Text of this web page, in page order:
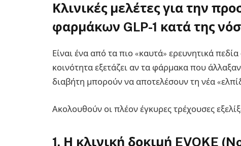
Κλινικές μελέτες για την
φαρμάκων GLP-1 κατά της
Είναι ένα από τα πιο «καυτά» ερευνητικά
κοινότητα εξετάζει αν τα φάρμακα που
διαβήτη μπορούν να αποτελέσουν τη νέα
Ακολουθούν οι πλέον έγκυρες τρέχουσες
1. Η κλινική δοκιμή EVOKE